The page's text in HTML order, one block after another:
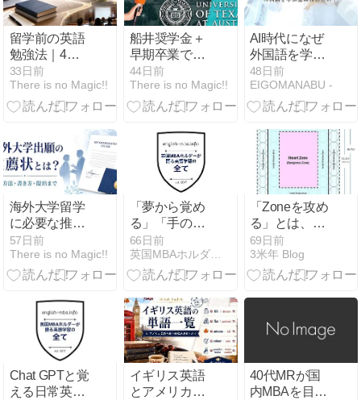
留学前の英語
勉強法｜4技
能・単語・文
法までの準備
ロードマップ
33日前
There is no Magic!!
船井奨学金＋
早期卒業で
「日本の私大
と同じ費用」
に！公立高校
へ進学・Yuki
さんに聞く
44日前
There is no Magic!!
AI時代になぜ
外国語を学ぶ
のか？海外で
子育てして思
う事
48日前
EIGOMANABU -
海外大学留学
に必要な推薦
状とは？先生
への頼み方・
書き方・準備
57日前
There is no Magic!!
「夢から覚め
る」「手のひ
らを返す」は
英語で？自己
啓発・コミュ
英語表現
66日前
英国MBAホルダーが語る英語学習のすべて
「Zoneを攻め
る」とは、一
体何なのか?
69日前
3米年 Blog
Chat GPTと覚
える日常英会
イギリス英語
とアメリカ英
40代MRが国
内MBAを目指